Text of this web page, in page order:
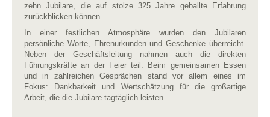
zehn Jubilare, die auf stolze 325 Jahre geballte Erfahrung
zurückblicken können.
In einer festlichen Atmosphäre wurden den Jubilaren
persönliche Worte, Ehrenurkunden und Geschenke überreicht.
Neben der Geschäftsleitung nahmen auch die direkten
Führungskräfte an der Feier teil. Beim gemeinsamen Essen
und in zahlreichen Gesprächen stand vor allem eines im
Fokus: Dankbarkeit und Wertschätzung für die großartige
Arbeit, die die Jubilare tagtäglich leisten.